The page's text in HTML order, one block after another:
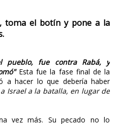
toma el botín y pone a la
pueblo, fue contra Rabá, y
Esta fue la fase final de la
a hacer lo que debería haber
Israel a la batalla, en lugar de
vez más. Su pecado no lo